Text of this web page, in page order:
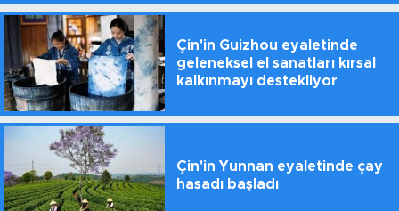
Çin'in Guizhou eyaletinde
geleneksel el sanatları kırsal
kalkınmayı destekliyor
Çin'in Yunnan eyaletinde çay
hasadı başladı